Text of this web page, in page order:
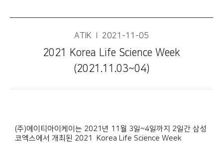
ATIK 2021-11-05
2021 Korea Life Science Week
(2021.11.03~04)
(주)에이티아이케이는 2021년 11월 3일~4일까지 2일간 삼성
코엑스에서 개최된 2021 Korea Life Science Week